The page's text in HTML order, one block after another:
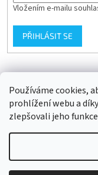
Používáme cookies,
prohlížení webu a
zlepšovali jeho
Vložením e-mailu
PŘIHLÁSIT SE